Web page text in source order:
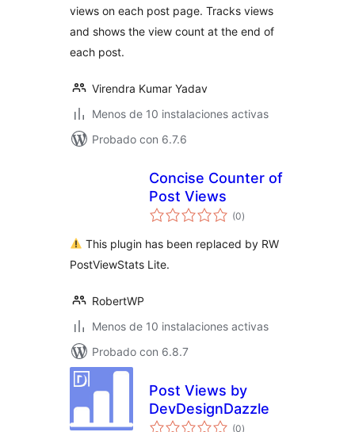
views on each post page. Tracks views
and shows the view count at the end of
each post.
Virendra Kumar Yadav
Menos de 10 instalaciones activas
Probado con 6.7.6
Concise Counter of
Post Views
(0total
de
)
This plugin has been replaced by RW
PostViewStats Lite.
RobertWP
Menos de 10 instalaciones activas
Probado con 6.8.7
Post Views by
DevDesignDazzle
(0total
)